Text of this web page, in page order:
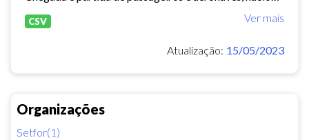
Organizações
Setfor(1)
Ver mais
CSV
Atualização: 15/05/2023